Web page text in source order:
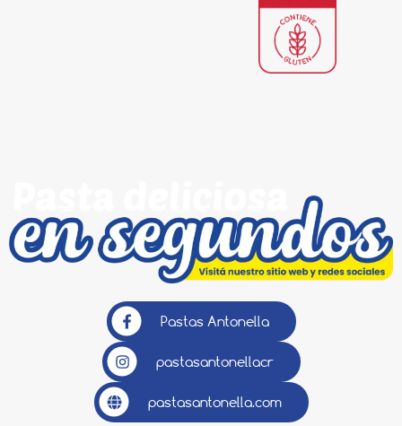
Pastas Antonella
pastasantonellacr
pastasantonella.com